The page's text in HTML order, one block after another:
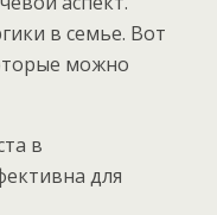
в семье. Вот
можно
в
для